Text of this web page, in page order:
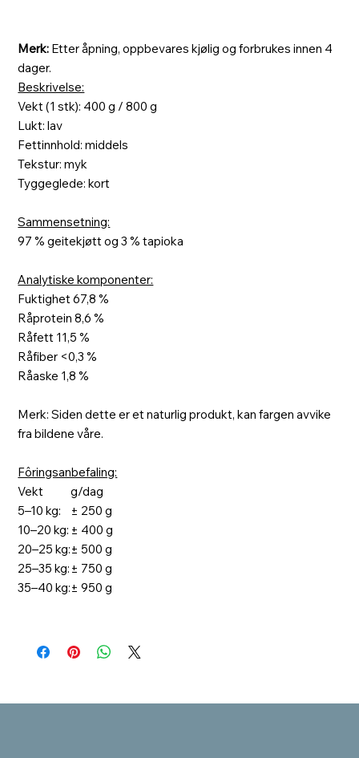
Merk: Etter åpning, oppbevares kjølig og forbrukes innen 4
dager.
Beskrivelse:
Vekt (1 stk): 400 g / 800 g
Lukt: lav
Fettinnhold: middels
Tekstur: myk
Tyggeglede: kort
Sammensetning:
97 % geitekjøtt og 3 % tapioka
Analytiske komponenter:
Fuktighet 67,8 %
Råprotein 8,6 %
Råfett 11,5 %
Råfiber <0,3 %
Råaske 1,8 %
Merk: Siden dette er et naturlig produkt, kan fargen avvike
fra bildene våre.
Fôringsanbefaling:
Vekt
g/dag
5–10 kg:
± 250 g
10–20 kg: ± 400 g
20–25 kg:± 500 g
25–35 kg: ± 750 g
35–40 kg:± 950 g